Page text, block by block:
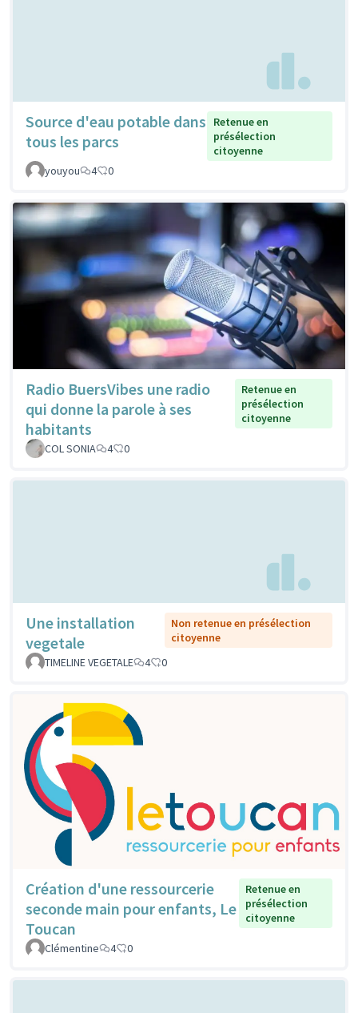
Source d'eau potable dans
tous les parcs
Retenue en
présélection
citoyenne
youyou
4 0
Radio BuersVibes une radio
qui donne la parole à ses
habitants
Retenue en
présélection
citoyenne
COL SONIA 4 0
Une installation
vegetale
Non retenue en présélection
citoyenne
TIMELINE VEGETALE
4 0
Création d'une ressourcerie
seconde main pour enfants, Le
Toucan
Retenue en
présélection
citoyenne
Clémentine 4 0